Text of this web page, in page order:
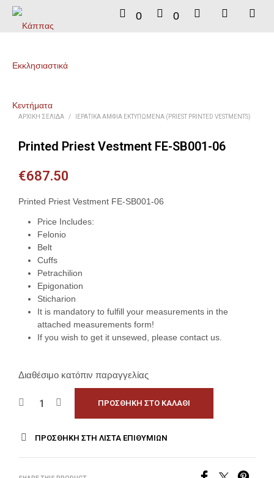
0 0
ΑΡΧΙΚΉ ΣΕΛΊΔΑ / ΙΕΡΑΤΙΚΆ ΆΜΦΙΑ ΕΚΤΥΠΩΜΈΝΑ (PRIEST PRINTED VESTMENTS)
Printed Priest Vestment FE-SB001-06
€687.50
Printed Priest Vestment FE-SB001-06
Price Includes:
Felonio
Belt
Cuffs
Petrachilion
Epigonation
Sticharion
It is mandatory to fulfill your measurements in the
attached measurements form!
If you wish to get it unsewed, please contact us.
Διαθέσιμο κατόπιν παραγγελίας
ΠΡΟΣΘΉΚΗ ΣΤΟ ΚΑΛΆΘΙ
ΠΡΟΣΘΉΚΗ ΣΤΗ ΛΊΣΤΑ ΕΠΙΘΥΜΙΏΝ